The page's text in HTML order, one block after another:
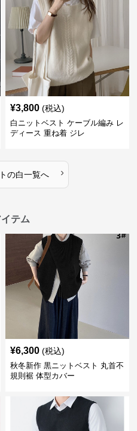
¥3,800 (税込)
白ニットベスト ケーブル編み レ
ディース 重ね着 ジレ
の白一覧へ ›
テム
¥6,300 (税込)
秋冬新作 黒ニットベスト 丸首不
規則裾 体型カバー